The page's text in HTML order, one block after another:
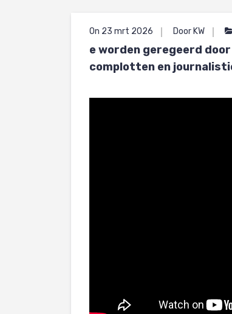
On 23 mrt 2026 Door KW
e worden geregeerd
complotten en